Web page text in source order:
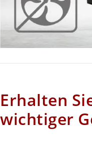
Erhalten
wichtiger